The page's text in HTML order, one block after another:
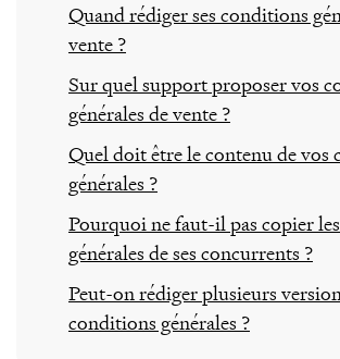
Quand rédiger ses conditions
vente ?
Sur quel support proposer vos
générales de vente ?
Quel doit être le contenu de vos
générales ?
Pourquoi ne faut-il pas copier
générales de ses concurrents ?
Peut-on rédiger plusieurs
conditions générales ?